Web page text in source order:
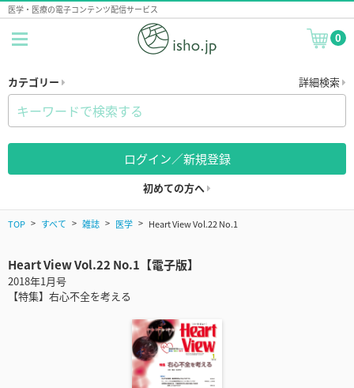
医学・医療の電子コンテンツ配信サービス
0
カテゴリー 詳細検索
ログイン／新規登録
初めての方へ
TOP すべて 雑誌 医学 Heart View Vol.22 No.1
Heart View Vol.22 No.1【電子版】
2018年1月号
【特集】右心不全を考える